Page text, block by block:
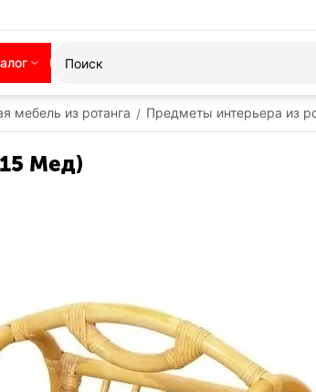
мебель из ротанга / Предметы интерьера из
Мед)